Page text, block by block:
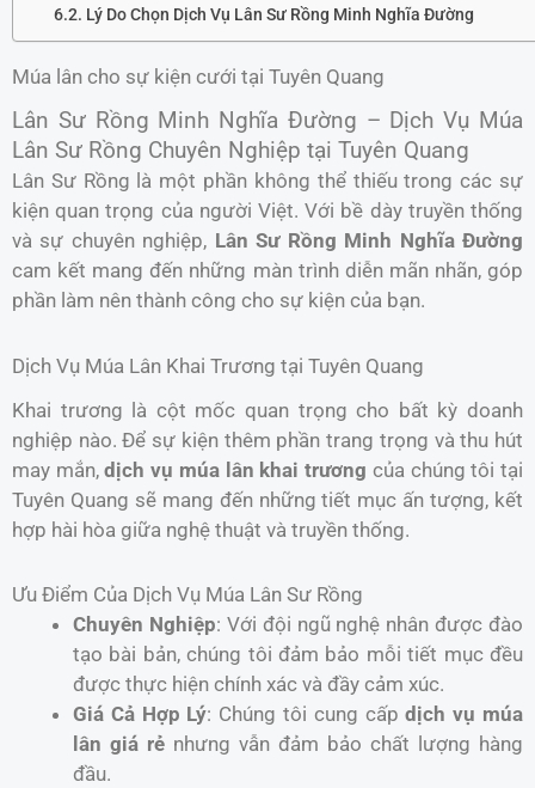
Lý Do Chọn Dịch Vụ Lân Sư Rồng Minh Nghĩa Đường
Múa lân cho sự kiện cưới tại Tuyên Quang
Lân Sư Rồng Minh Nghĩa Đường – Dịch Vụ Múa
Lân Sư Rồng Chuyên Nghiệp tại Tuyên Quang
Lân Sư Rồng là một phần không thể thiếu trong các sự
kiện quan trọng của người Việt. Với bề dày truyền thống
và sự chuyên nghiệp, Lân Sư Rồng Minh Nghĩa Đường
cam kết mang đến những màn trình diễn mãn nhãn, góp
phần làm nên thành công cho sự kiện của bạn.
Dịch Vụ Múa Lân Khai Trương tại Tuyên Quang
Khai trương là cột mốc quan trọng cho bất kỳ doanh
nghiệp nào. Để sự kiện thêm phần trang trọng và thu hút
may mắn,dịch vụ múa lân khai trương của chúng tôi tại
Tuyên Quang sẽ mang đến những tiết mục ấn tượng, kết
hợp hài hòa giữa nghệ thuật và truyền thống.
Ưu Điểm Của Dịch Vụ Múa Lân Sư Rồng
Chuyên Nghiệp: Với đội ngũ nghệ nhân được đào
tạo bài bản, chúng tôi đảm bảo mỗi tiết mục đều
được thực hiện chính xác và đầy cảm xúc.
Giá Cả Hợp Lý: Chúng tôi cung cấpdịch vụ múa
lân giá rẻ nhưng vẫn đảm bảo chất lượng hàng
đầu.